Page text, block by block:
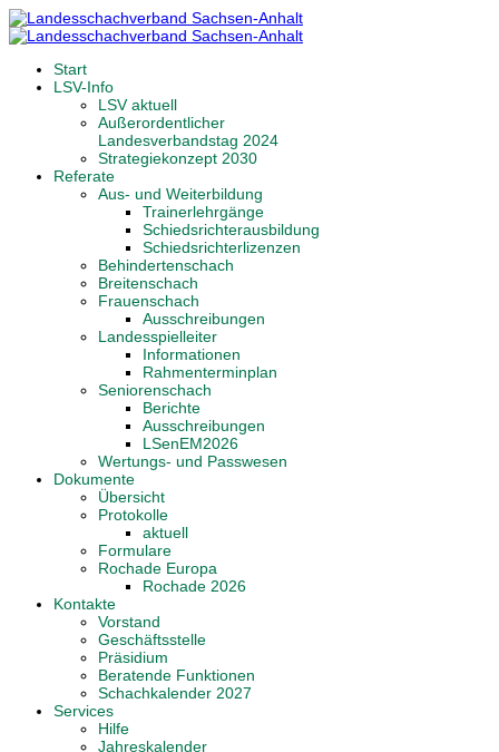
Start
LSV-Info
LSV aktuell
Außerordentlicher
Landesverbandstag 2024
Strategiekonzept 2030
Referate
Aus- und Weiterbildung
Trainerlehrgänge
Schiedsrichterausbildung
Schiedsrichterlizenzen
Behindertenschach
Breitenschach
Frauenschach
Ausschreibungen
Landesspielleiter
Informationen
Rahmenterminplan
Seniorenschach
Berichte
Ausschreibungen
LSenEM2026
Wertungs- und Passwesen
Dokumente
Übersicht
Protokolle
aktuell
Formulare
Rochade Europa
Rochade 2026
Kontakte
Vorstand
Geschäftsstelle
Präsidium
Beratende Funktionen
Schachkalender 2027
Services
Hilfe
Jahreskalender